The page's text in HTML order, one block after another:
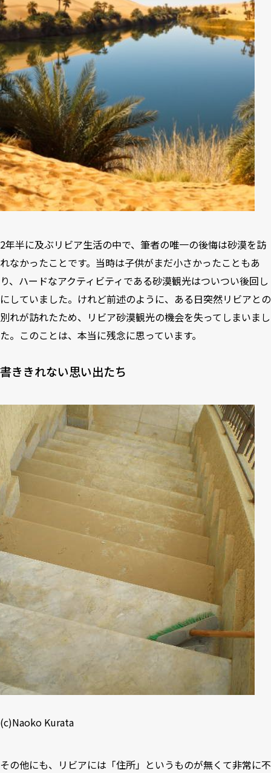
2年半に及ぶリビア生活の中で、筆者の唯一の後悔は砂漠を訪
れなかったことです。当時は子供がまだ小さかったこともあ
り、ハードなアクティビティである砂漠観光はついつい後回し
にしていました。けれど前述のように、ある日突然リビアとの
別れが訪れたため、リビア砂漠観光の機会を失ってしまいまし
た。このことは、本当に残念に思っています。
書ききれない思い出たち
(c)Naoko Kurata
その他にも、リビアには「住所」というものが無くて非常に不